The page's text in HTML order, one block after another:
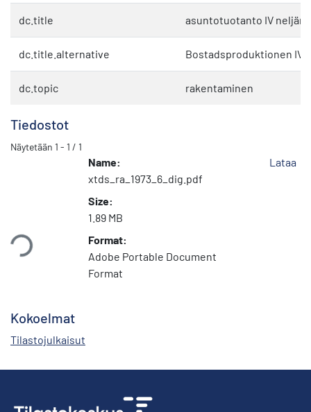
dc.title asuntotuotanto IV
dc.title.alternative Bostadsproduktionen IV
dc.topic rakentaminen
Tiedostot
Näytetään 1 - 1 / 1
Name:
xtds_ra_1973_6_dig.pdf
Size:
1.89 MB
Format:
Adobe Portable Document
Format
Lataa
Kokoelmat
Tilastojulkaisut